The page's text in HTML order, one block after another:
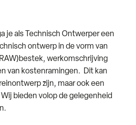
je als Technisch Ontwerper een
ontwerp in de vorm van
werkomschrijving
van kostenramingen. Dit kan
zijn, maar ook een
bieden volop de gelegenheid